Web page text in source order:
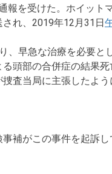
報を受けた。ホイッ
れ、2019年12月31日
、早急な治療を必要
頭部の合併症の結果
査当局に主張したよ
補がこの事件を起訴し